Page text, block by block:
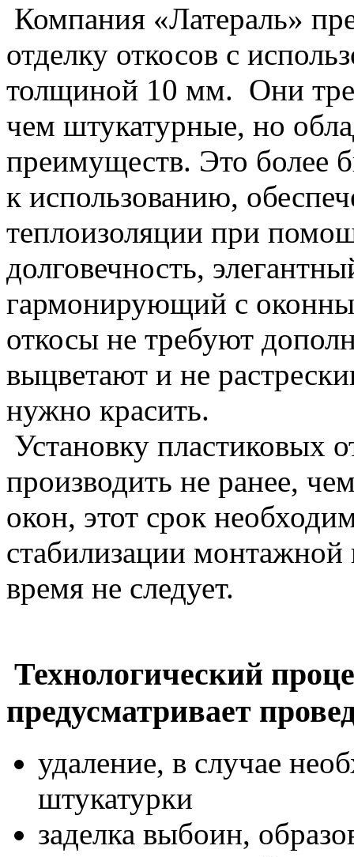
Компания «Латераль»
отделку откосов с
толщиной 10 мм. Они
чем штукатурные, но
преимуществ. Это более
к использованию,
теплоизоляции при
долговечность,
гармонирующий с
откосы не требуют
выцветают и не
нужно красить.
Установку пластиковых
производить не ранее,
окон, этот срок
стабилизации
время не следует.
Технологический
предусматривает
удаление, в случае
штукатурки
заделка выбоин,